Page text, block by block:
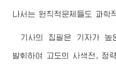
나서는 원칙적문제들도 과학
기사의 집필은 기자가 높
발휘하여 고도의 사색전, 정